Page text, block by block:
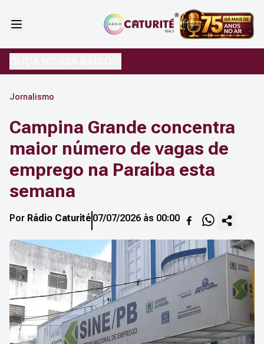
Jornalismo
Campina Grande concentra
maior número de vagas de
emprego na Paraíba esta
semana
Por Rádio Caturité 07/07/2026 às 00:00
Copiar